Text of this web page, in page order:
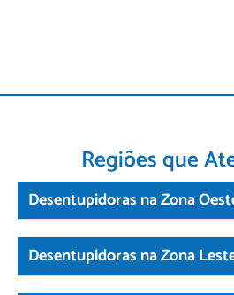
Regiões que
Desentupidoras na Zona
Desentupidoras na Zona